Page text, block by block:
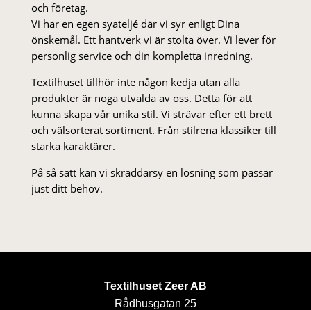
och företag.
Vi har en egen syateljé där vi syr enligt Dina
önskemål. Ett hantverk vi är stolta över. Vi lever för
personlig service och din kompletta inredning.
Textilhuset tillhör inte någon kedja utan alla
produkter är noga utvalda av oss. Detta för att
kunna skapa vår unika stil. Vi strä­var efter ett brett
och välsorterat sor­ti­ment. Från stil­rena klas­siker till
starka karaktärer.
På så sätt kan vi skräddarsy en lösning som passar
just ditt behov.
Textilhuset Zeer AB
Rådhusgatan 25